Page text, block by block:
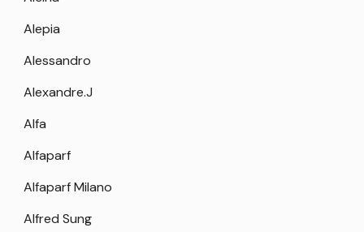
Alepia
Alessandro
Alexandre.J
Alfa
Alfaparf
Alfaparf Milano
Alfred Sung